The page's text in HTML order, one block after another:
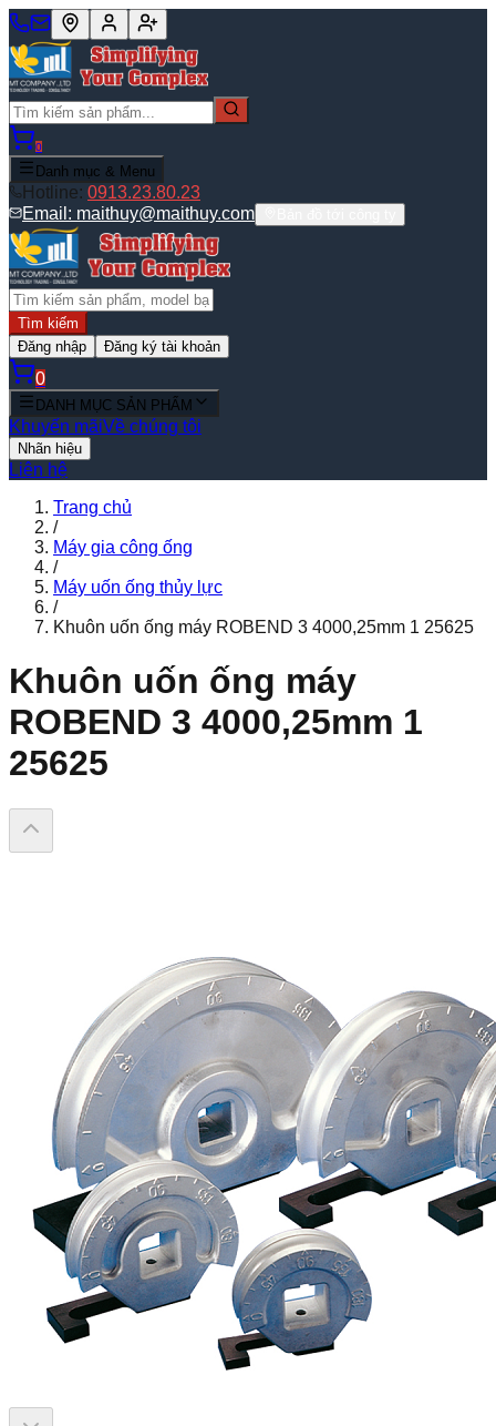
0
Danh mục & Menu
Hotline: 0913.23.80.23
Email: maithuy@maithuy.com
Tìm kiếm
Đăng nhập
Đăng ký tài khoản
0
DANH MỤC SẢN PHẨM
Khuyến mãiVề chúng tôi
Nhãn hiệu
Liên hệ
Trang chủ
/
Máy gia công ống
/
Máy uốn ống thủy lực
/
Khuôn uốn ống máy ROBEND 3 4000,25mm 1 25625
Khuôn uốn ống máy
ROBEND 3 4000,25mm 1
25625